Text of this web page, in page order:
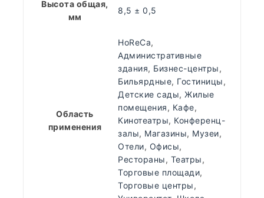
Высота общая,
мм
8,5 ± 0,5
Область
применения
HoReCa,
Административные
здания, Бизнес-центры,
Бильярдные, Гостиницы,
Детские сады, Жилые
помещения, Кафе,
Кинотеатры, Конференц-
залы, Магазины, Музеи,
Отели, Офисы,
Рестораны, Театры,
Торговые площади,
Торговые центры,